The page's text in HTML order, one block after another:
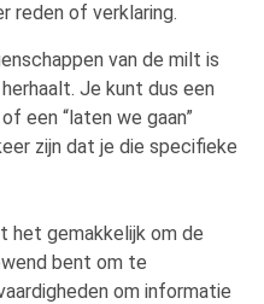
reden of verklaring.
van de milt is
Je kunt dus een
een “laten we gaan”
zijn dat je die specifieke
het gemakkelijk om de
bent om te
om informatie